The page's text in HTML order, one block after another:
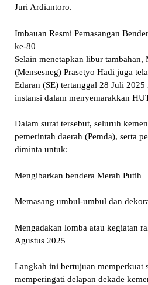
Juri Ardiantoro.
Imbauan Resmi Pemasangan
ke-80
Selain menetapkan libur tambahan,
(Mensesneg) Prasetyo Hadi juga
Edaran (SE) tertanggal 28 Juli 2025
instansi dalam menyemarakkan
Dalam surat tersebut, seluruh
pemerintah daerah (Pemda), serta
diminta untuk:
Mengibarkan bendera Merah Putih
Memasang umbul-umbul dan
Mengadakan lomba atau kegiatan
Agustus 2025
Langkah ini bertujuan memperkuat
memperingati delapan dekade